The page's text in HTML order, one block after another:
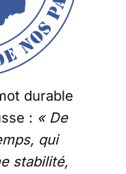
durable
: « De
qui
stabilité,